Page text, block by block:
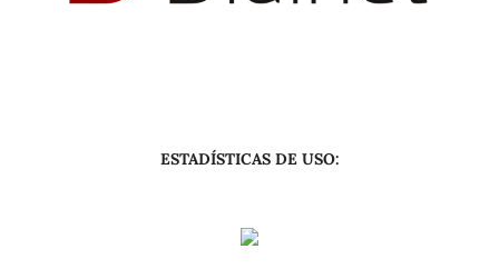
ESTADÍSTICAS DE USO: